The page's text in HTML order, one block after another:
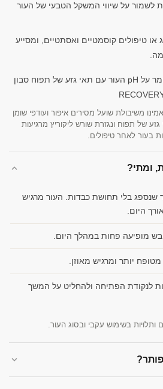
לשמור על שיווי המשקל הטבעי של העור
טיפולים קוסמטיים ואסתטיים, ומסייע
משיבולת שועל מסירים איפור ועודפי שומן
של תפוח ונגזרת שורש ליקוריץ מרגיעות
בעור לאחר טיפולים.
ומתי?
שנספג בלי תחושת כבדות. העור מרגיש
היום.
מופיעה פחות במהלך היום.
יותר ומרגיש מאוזן.
לנקודת הפתיחה ולהחליט על המשך
בשימוש עקבי ובסוג העור.